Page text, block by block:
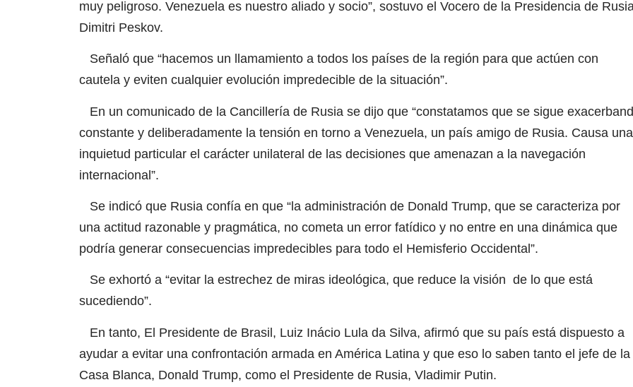
muy peligroso. Venezuela es nuestro aliado y socio”, sostuvo el Vocero de la Presidencia de
Dimitri Peskov.
Señaló que “hacemos un llamamiento a todos los países de la región para que actúen con
cautela y eviten cualquier evolución impredecible de la situación”.
En un comunicado de la Cancillería de Rusia se dijo que “constatamos que se sigue
constante y deliberadamente la tensión en torno a Venezuela, un país amigo de Rusia. Causa una
inquietud particular el carácter unilateral de las decisiones que amenazan a la navegación
internacional”.
Se indicó que Rusia confía en que “la administración de Donald Trump, que se caracteriza por
una actitud razonable y pragmática, no cometa un error fatídico y no entre en una dinámica que
podría generar consecuencias impredecibles para todo el Hemisferio Occidental”.
Se exhortó a “evitar la estrechez de miras ideológica, que reduce la visión de lo que está
sucediendo”.
En tanto, El Presidente de Brasil, Luiz Inácio Lula da Silva, afirmó que su país está dispuesto a
ayudar a evitar una confrontación armada en América Latina y que eso lo saben tanto el jefe de la
Casa Blanca, Donald Trump, como el Presidente de Rusia, Vladimir Putin.